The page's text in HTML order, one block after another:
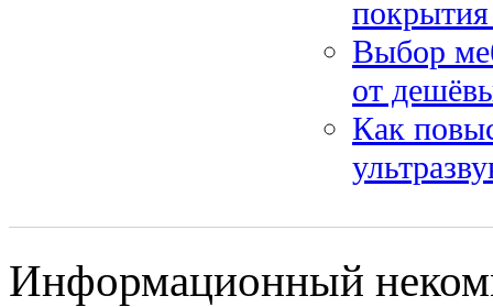
Выбор
от
Как
Информационный